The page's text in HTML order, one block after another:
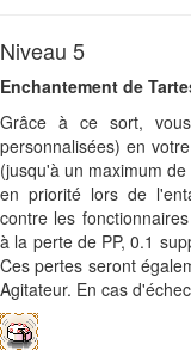
Niveau 5
Enchantement de
Grâce à ce sort,
personnalisées) en
(jusqu'à un maximum
en priorité lors de
contre les
à la perte de PP, 0.1
Ces pertes seront
Agitateur. En cas